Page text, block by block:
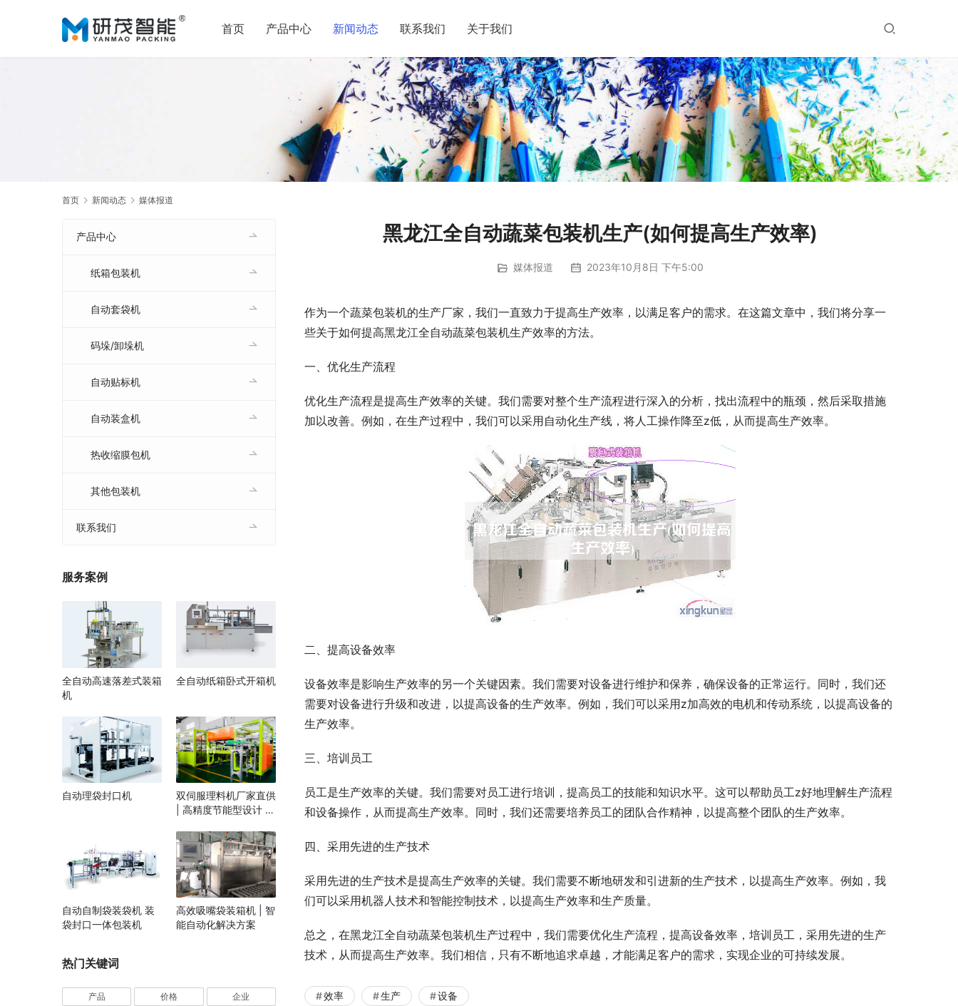
首页 产品中心 新闻动态 联系我们 关于我们
首页 新闻动态 媒体报道
黑龙江全自动蔬菜包装机生产(如何提高生产效率)
媒体报道 2023年10月8日 下午5:00
作为一个蔬菜包装机的生产厂家，我们一直致力于提高生产效率，以满足客户的需求。在这篇文章中，我们将分享一
些关于如何提高黑龙江全自动蔬菜包装机生产效率的方法。
一、优化生产流程
优化生产流程是提高生产效率的关键。我们需要对整个生产流程进行深入的分析，找出流程中的瓶颈，然后采取措施
加以改善。例如，在生产过程中，我们可以采用自动化生产线，将人工操作降至z低，从而提高生产效率。
二、提高设备效率
设备效率是影响生产效率的另一个关键因素。我们需要对设备进行维护和保养，确保设备的正常运行。同时，我们还
需要对设备进行升级和改进，以提高设备的生产效率。例如，我们可以采用z加高效的电机和传动系统，以提高设备的
生产效率。
三、培训员工
员工是生产效率的关键。我们需要对员工进行培训，提高员工的技能和知识水平。这可以帮助员工z好地理解生产流程
和设备操作，从而提高生产效率。同时，我们还需要培养员工的团队合作精神，以提高整个团队的生产效率。
四、采用先进的生产技术
采用先进的生产技术是提高生产效率的关键。我们需要不断地研发和引进新的生产技术，以提高生产效率。例如，我
们可以采用机器人技术和智能控制技术，以提高生产效率和生产质量。
总之，在黑龙江全自动蔬菜包装机生产过程中，我们需要优化生产流程，提高设备效率，培训员工，采用先进的生产
技术，从而提高生产效率。我们相信，只有不断地追求卓越，才能满足客户的需求，实现企业的可持续发展。
效率 生产 设备
产品中心
纸箱包装机
自动套袋机
码垛/卸垛机
自动贴标机
自动装盒机
热收缩膜包机
其他包装机
联系我们
服务案例
全自动高速落差式装箱
机
全自动纸箱卧式开箱机
自动理袋封口机
双伺服理料机厂家直供
| 高精度节能型设计 |
案 | 支持食品/医药行
业
自动自制袋装袋机 装
袋封口一体包装机
高效吸嘴袋装箱机 | 智
能自动化解决方案
热门关键词
产品 价格 企业